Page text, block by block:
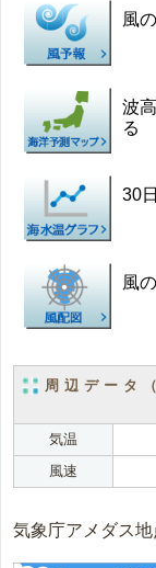
風
波
る
30
風
周辺データ
気温
風速
気象庁アメダス